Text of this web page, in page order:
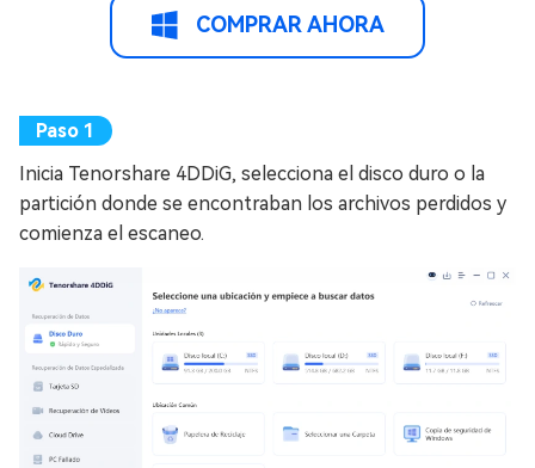
COMPRAR AHORA
Inicia Tenorshare 4DDiG, selecciona el disco duro o la
partición donde se encontraban los archivos perdidos y
comienza el escaneo.